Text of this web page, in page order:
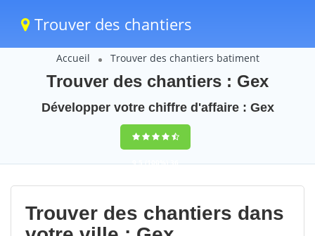
Trouver des chantiers
Accueil Trouver des chantiers batiment
Trouver des chantiers : Gex
Développer votre chiffre d'affaire : Gex
9,5(100%)36
votes
Trouver des chantiers dans